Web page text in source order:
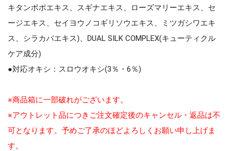
キタンポポエキス、スギナエキス、ローズマリーエキス、セ
ージエキス、セイヨウノコギリソウエキス、ミツガシワエキ
ス、シラカバエキス)、DUAL SILK COMPLEX(キューティクル
ケア成分)
●対応オキシ：スロウオキシ(3％・6％)
※商品箱に一部破れがございます。
※アウトレット品につきご注文確定後のキャンセル・返品は不
可となります。予めご了承のほどよろしくお願い申し上げま
す。